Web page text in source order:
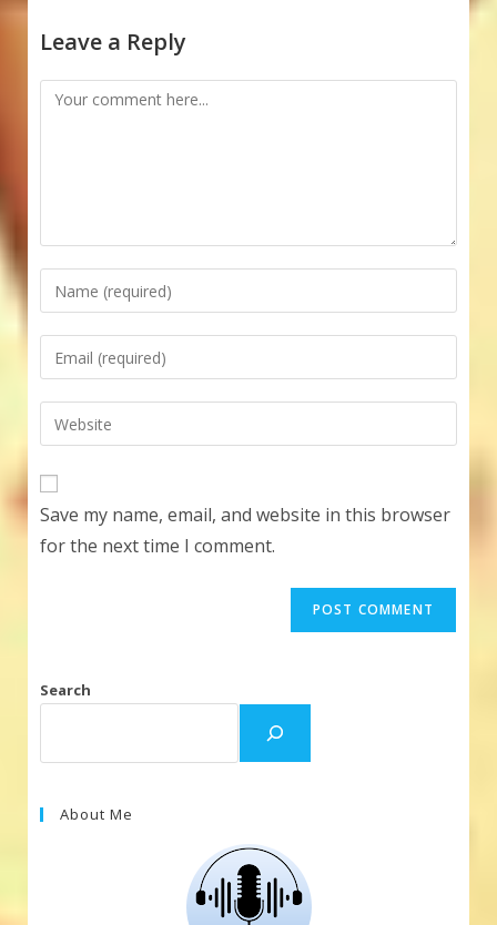
Leave a Reply
Comment
Enter
your
name
comment
Enter
your
email
address
comment
Enter
your
website
URL
(optional)
Save my name, email, and website in this browser
for the next time I comment.
Search
About Me